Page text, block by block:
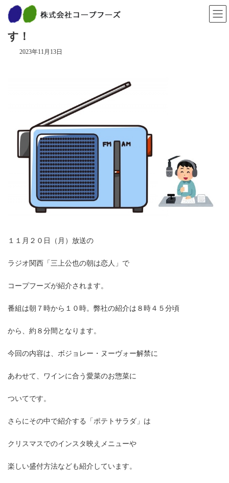
１１月２０日（月） ラジオで紹介されま
す！
2023年11月13日
１１月２０日（月）放送の
ラジオ関西「三上公也の朝は恋人」で
コープフーズが紹介されます。
番組は朝７時から１０時。弊社の紹介は８時４５分頃
から、約８分間となります。
今回の内容は、ボジョレー・ヌーヴォー解禁に
あわせて、ワインに合う愛菜のお惣菜に
ついてです。
さらにその中で紹介する「ポテトサラダ」は
クリスマスでのインスタ映えメニューや
楽しい盛付方法なども紹介しています。